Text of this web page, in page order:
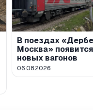
В поездах
Москва»
новых вагонов
06.08.2026